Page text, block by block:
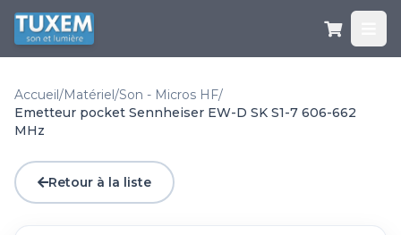
Accueil/Matériel/Son - Micros HF/
Emetteur pocket Sennheiser EW-D SK S1-7 606-662
MHz
Retour à la liste